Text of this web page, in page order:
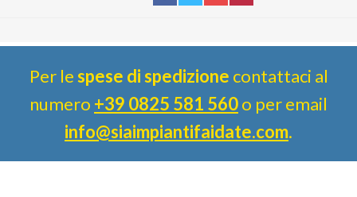
Per lespese di spedizione contattaci al
numero +39 0825 581 560o per email
info@siaimpiantifaidate.com.